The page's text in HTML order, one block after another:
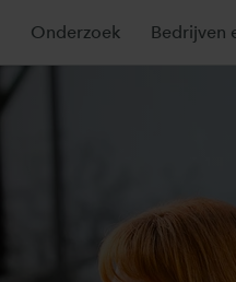
Onderzoek Bedrijven